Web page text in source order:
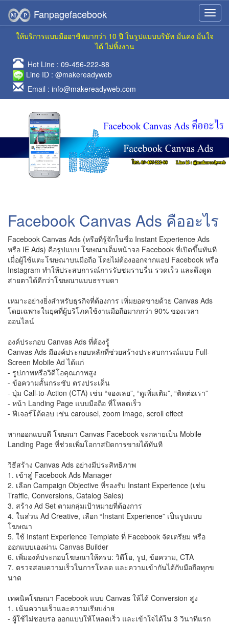
Fanpagefacebook
ให้บริการแบบมืออาชีพมากว่า 10 ปี ในรูปแบบบริษัท มั่นคง มั่นใจ
ได้ ไม่ทิ้งงาน
Hot Line : 09-456-222-88
Line ID : @makereadyweb
Email : info@makereadyweb.com
Facebook Canvas Ads คืออะไร
Facebook Canvas Ads (หรือที่รู้จักในชื่อ Instant Experience Ads
หรือ IE Ads) คือรูปแบบ โฆษณาเต็มหน้าจอ Facebook ที่เปิดขึ้นทันที
เมื่อผู้ใช้แตะโฆษณาบนมือถือ โดยไม่ต้องออกจากแอป Facebook หรือ
Instagram ทำให้ประสบการณ์การรับชมราบรื่น รวดเร็ว และดึงดูด
สายตาได้ดีกว่าโฆษณาแบบธรรมดา
เหมาะอย่างยิ่งสำหรับธุรกิจที่ต้องการ เพิ่มยอดขายด้วย Canvas Ads
โดยเฉพาะในยุคที่ผู้บริโภคใช้งานมือถือมากกว่า 90% ของเวลา
ออนไลน์
องค์ประกอบ Canvas Ads ที่ต้องรู้
Canvas Ads มีองค์ประกอบหลักที่ช่วยสร้างประสบการณ์แบบ Full-
Screen Mobile Ad ได้แก่
- รูปภาพหรือวิดีโอคุณภาพสูง
- ข้อความสั้นกระชับ ตรงประเด็น
- ปุ่ม Call-to-Action (CTA) เช่น “จองเลย”, “ดูเพิ่มเติม”, “ติดต่อเรา”
- หน้า Landing Page แบบมือถือ ที่โหลดเร็ว
- ฟีเจอร์โต้ตอบ เช่น carousel, zoom image, scroll effect
หากออกแบบดี โฆษณา Canvas Facebook จะกลายเป็น Mobile
Landing Page ที่ช่วยเพิ่มโอกาสปิดการขายได้ทันที
วิธีสร้าง Canvas Ads อย่างมีประสิทธิภาพ
1. เข้าสู่ Facebook Ads Manager
2. เลือก Campaign Objective ที่รองรับ Instant Experience (เช่น
Traffic, Conversions, Catalog Sales)
3. สร้าง Ad Set ตามกลุ่มเป้าหมายที่ต้องการ
4. ในส่วน Ad Creative, เลือก “Instant Experience” เป็นรูปแบบ
โฆษณา
5. ใช้ Instant Experience Template ที่ Facebook จัดเตรียม หรือ
ออกแบบเองผ่าน Canvas Builder
6. เพิ่มองค์ประกอบโฆษณาให้ครบ: วิดีโอ, รูป, ข้อความ, CTA
7. ตรวจสอบความเร็วในการโหลด และความเข้ากันได้กับมือถือทุกข
นาด
เทคนิคโฆษณา Facebook แบบ Canvas ให้ได้ Conversion สูง
1. เน้นความเร็วและความเรียบง่าย
- ผู้ใช้ไม่ชอบรอ ออกแบบให้โหลดเร็ว และเข้าใจได้ใน 3 วินาทีแรก